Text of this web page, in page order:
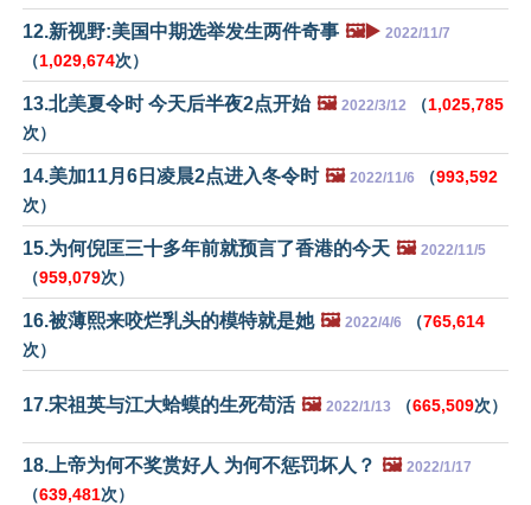
12.新视野:美国中期选举发生两件奇事 🖼️▶️ 2022/11/7
（1,029,674次）
13.北美夏令时 今天后半夜2点开始 🖼️ 2022/3/12 （1,025,785
次）
14.美加11月6日凌晨2点进入冬令时 🖼️ 2022/11/6 （993,592
次）
15.为何倪匡三十多年前就预言了香港的今天 🖼️ 2022/11/5
（959,079次）
16.被薄熙来咬烂乳头的模特就是她 🖼️ 2022/4/6 （765,614
次）
17.宋祖英与江大蛤蟆的生死苟活 🖼️ 2022/1/13 （665,509次）
18.上帝为何不奖赏好人 为何不惩罚坏人？ 🖼️ 2022/1/17
（639,481次）